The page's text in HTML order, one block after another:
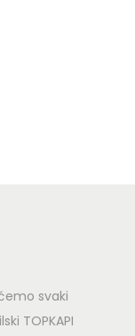
svaki
TOPKAPI